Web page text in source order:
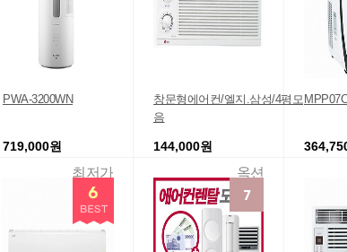
PWA-3200WN
719,000원
최저가
창문형에어컨/엘지.삼성/4평모
음
144,000원
옥션